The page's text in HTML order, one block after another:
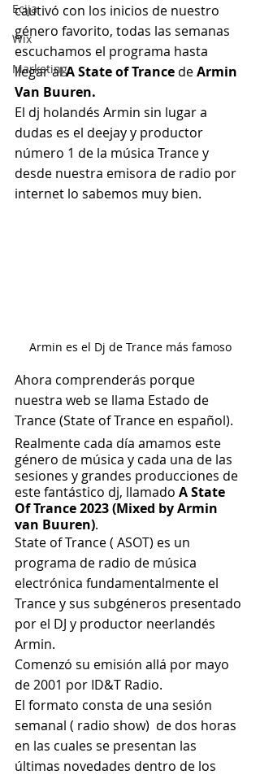
Ecija
Wix
Marketing
cautivó con los inicios de nuestro
género favorito, todas las semanas
escuchamos el programa hasta
llegar al A State of Trance de Armin
Van Buuren.
El dj holandés Armin sin lugar a
dudas es el deejay y productor
número 1 de la música Trance y
desde nuestra emisora de radio por
internet lo sabemos muy bien.
Armin es el Dj de Trance más famoso
Ahora comprenderás porque
nuestra web se llama Estado de
Trance (State of Trance en español).
Realmente cada día amamos este
género de música y cada una de las
sesiones y grandes producciones de
este fantástico dj, llamado A State
Of Trance 2023 (Mixed by Armin
van Buuren).
State of Trance ( ASOT) es un
programa de radio de música
electrónica fundamentalmente el
Trance y sus subgéneros presentado
por el DJ y productor neerlandés
Armin.
Comenzó su emisión allá por mayo
de 2001 por ID&T Radio.
El formato consta de una sesión
semanal ( radio show)  de dos horas
en las cuales se presentan las
últimas novedades dentro de los